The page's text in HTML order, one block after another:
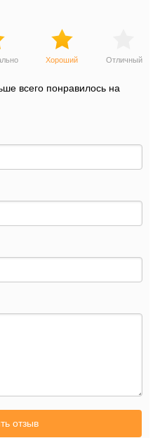
Хороший Отличный
всего понравилось на
отзыв